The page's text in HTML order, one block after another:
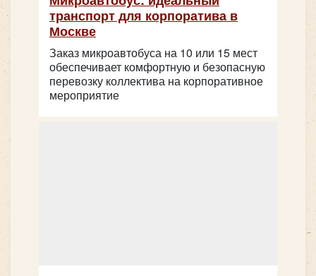
транспорт для корпоратива в
Москве
Заказ микроавтобуса на 10 или 15 мест
обеспечивает комфортную и безопасную
перевозку коллектива на корпоративное
мероприятие